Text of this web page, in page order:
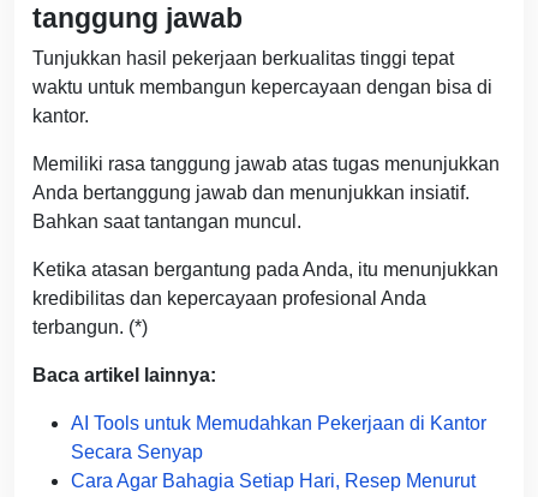
tanggung jawab
Tunjukkan hasil pekerjaan berkualitas tinggi tepat
waktu untuk membangun kepercayaan dengan bisa di
kantor.
Memiliki rasa tanggung jawab atas tugas menunjukkan
Anda bertanggung jawab dan menunjukkan insiatif.
Bahkan saat tantangan muncul.
Ketika atasan bergantung pada Anda, itu menunjukkan
kredibilitas dan kepercayaan profesional Anda
terbangun. (*)
Baca artikel lainnya:
AI Tools untuk Memudahkan Pekerjaan di Kantor
Secara Senyap
Cara Agar Bahagia Setiap Hari, Resep Menurut